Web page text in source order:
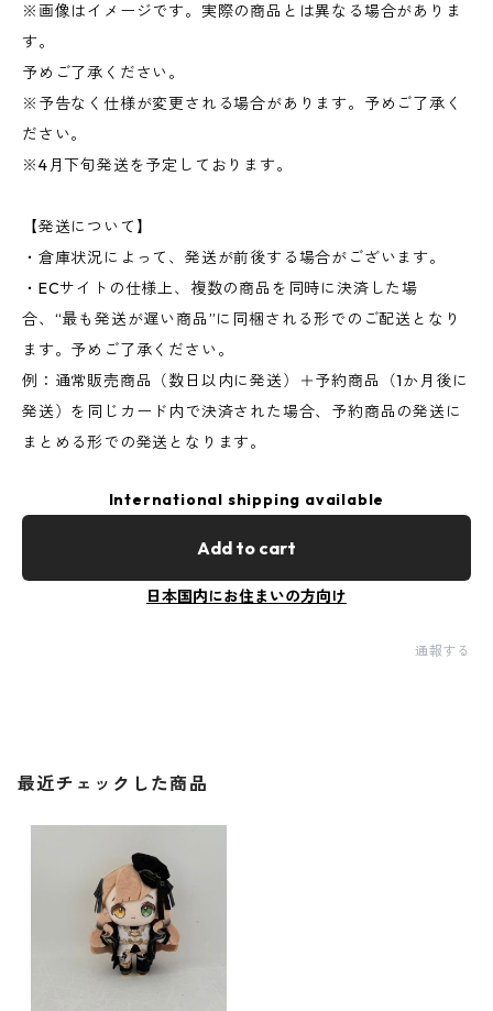
※画像はイメージです。実際の商品とは異なる場合がありま
す。
予めご了承ください。
※予告なく仕様が変更される場合があります。予めご了承く
ださい。
※4月下旬発送を予定しております。
【発送について】
・倉庫状況によって、発送が前後する場合がございます。
・ECサイトの仕様上、複数の商品を同時に決済した場
合、“最も発送が遅い商品”に同梱される形でのご配送となり
ます。予めご了承ください。
例：通常販売商品（数日以内に発送）＋予約商品（1か月後に
発送）を同じカード内で決済された場合、予約商品の発送に
まとめる形での発送となります。
International shipping available
Add to cart
日本国内にお住まいの方向け
通報する
最近チェックした商品